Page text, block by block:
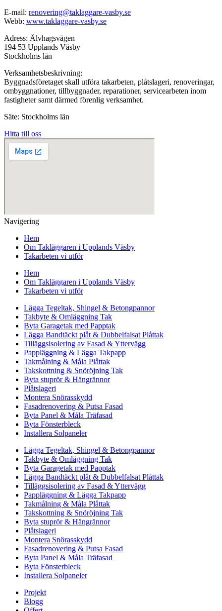
E-mail: renovering@taklaggare-vasby.se
Webb: www.taklaggare-vasby.se
Adress: Älvhagsvägen
194 53 Upplands Väsby
Stockholms län
Verksamhetsbeskrivning:
Byggnadsföretaget skall utföra takarbeten, plåtslageri, renoveringar,
ombyggnationer, tillbyggnader, reparationer, servicearbeten inom
fastigheter samt därmed förenlig verksamhet.
Säte: Stockholms län
Hitta till oss
Navigering
Hem
Om Takläggaren i Upplands Väsby
Takarbeten vi utför
Hem
Om Takläggaren i Upplands Väsby
Takarbeten vi utför
Lägga Tegeltak, Shingel & Betongpannor
Takbyte & Omläggning Tak
Byta Garagetak med Papptak
Lägga Bandtäckt plåt & Dubbelfalsat Plåttak
Tilläggsisolering av Fasad & Yttervägg
Pappläggning & Lägga Takpapp
Takmålning & Måla Plåttak
Takskottning & Snöröjning Tak
Byta stuprör & Hängrännor
Plåtslageri
Montera Snörasskydd
Fasadrenovering & Putsa Fasad
Byta Panel & Måla Träfasad
Byta Fönsterbleck
Installera Solpaneler
Lägga Tegeltak, Shingel & Betongpannor
Takbyte & Omläggning Tak
Byta Garagetak med Papptak
Lägga Bandtäckt plåt & Dubbelfalsat Plåttak
Tilläggsisolering av Fasad & Yttervägg
Pappläggning & Lägga Takpapp
Takmålning & Måla Plåttak
Takskottning & Snöröjning Tak
Byta stuprör & Hängrännor
Plåtslageri
Montera Snörasskydd
Fasadrenovering & Putsa Fasad
Byta Panel & Måla Träfasad
Byta Fönsterbleck
Installera Solpaneler
Projekt
Blogg